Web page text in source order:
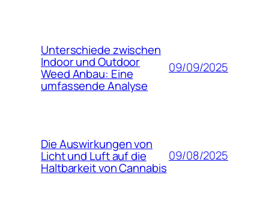
Unterschiede zwischen
Indoor und Outdoor
Weed Anbau: Eine
umfassende Analyse
09/09/2025
Die Auswirkungen von
Licht und Luft auf die
Haltbarkeit von Cannabis
09/08/2025